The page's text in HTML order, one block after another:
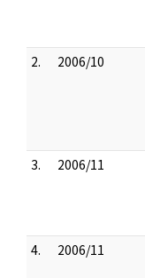
2.
2006/10
3.
2006/11
4.
2006/11